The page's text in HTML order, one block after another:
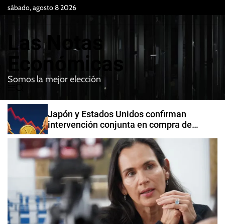
sábado, agosto 8 2026
Las Notas
Económicas
Somos la mejor elección
e
n
u
B
u
c
a
r
Japón y Estados Unidos confirman
intervención conjunta en compra de